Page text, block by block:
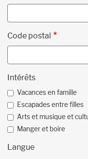
Code postal
Intérêts
Vacances en famille
Escapades entre filles
Arts et musique et
Manger et boire
Langue